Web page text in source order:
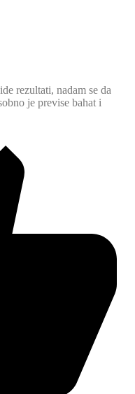
rezultati, nadam se da
je previse bahat i